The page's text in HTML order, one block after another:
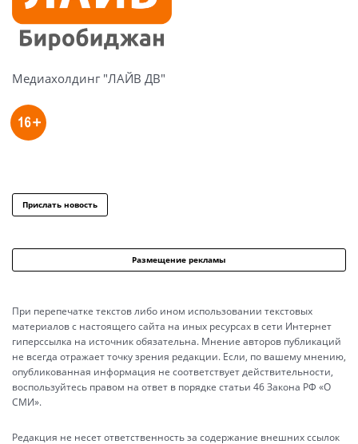
Медиахолдинг "ЛАЙВ ДВ"
Прислать новость
Размещение рекламы
При перепечатке текстов либо ином использовании текстовых
материалов с настоящего сайта на иных ресурсах в сети Интернет
гиперссылка на источник обязательна. Мнение авторов публикаций
не всегда отражает точку зрения редакции. Если, по вашему мнению,
опубликованная информация не соответствует действительности,
воспользуйтесь правом на ответ в порядке статьи 46 Закона РФ «О
СМИ».
Редакция не несет ответственность за содержание внешних ссылок